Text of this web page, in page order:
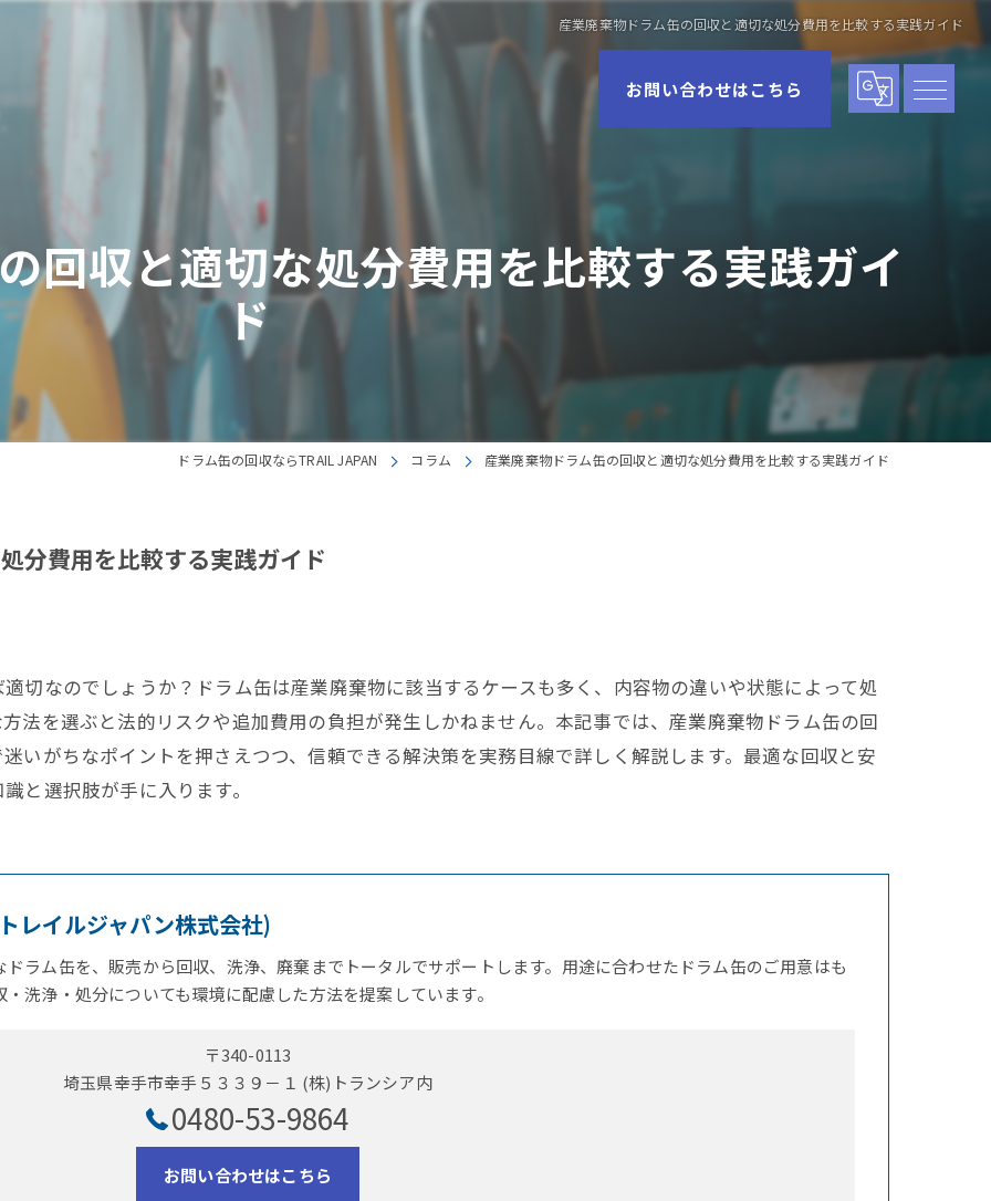
産業廃棄物ドラム缶の回収と適切な処分費用を比較する実践ガイド
お問い合わせはこちら
回収と適切な処分費用を比較する実践ガイ
ド
ドラム缶の回収ならTRAIL JAPAN コラム 産業廃棄物ドラム缶の回収と適切な処分費用を比較する実践ガイド
分費用を比較する実践ガイド
切なのでしょうか？ドラム缶は産業廃棄物に該当するケースも多く、内容物の違いや状態によって処
法を選ぶと法的リスクや追加費用の負担が発生しかねません。本記事では、産業廃棄物ドラム缶の回
いがちなポイントを押さえつつ、信頼できる解決策を実務目線で詳しく解説します。最適な回収と安
と選択肢が手に入ります。
レイルジャパン株式会社)
ドラム缶を、販売から回収、洗浄、廃棄までトータルでサポートします。用途に合わせたドラム缶のご用意はも
洗浄・処分についても環境に配慮した方法を提案しています。
〒340-0113
埼玉県幸手市幸手５３３９－１ (株)トランシア内
0480-53-9864
お問い合わせはこちら